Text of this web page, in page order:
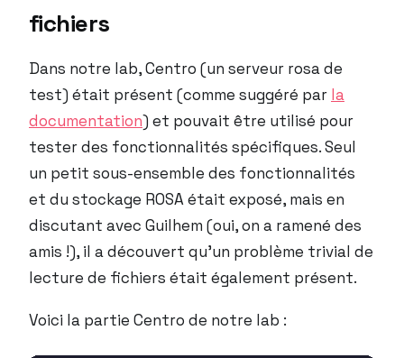
fichiers
Dans notre lab, Centro (un serveur rosa de
test) était présent (comme suggéré par la
documentation) et pouvait être utilisé pour
tester des fonctionnalités spécifiques. Seul
un petit sous-ensemble des fonctionnalités
et du stockage ROSA était exposé, mais en
discutant avec Guilhem (oui, on a ramené des
amis !), il a découvert qu’un problème trivial de
lecture de fichiers était également présent.
Voici la partie Centro de notre lab :